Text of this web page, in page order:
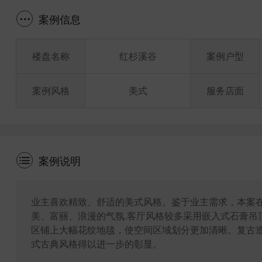
案例信息
楼盘名称
案例风格
红杉溪谷
美式
案例户型
服务店面
案例说明
业主喜欢精致、舒适的美式风格。鉴于业主需求，本
美、富丽、浪漫的气氛.客厅风格较多采用嵌入式石膏
区铺上大幅花纹地毯，使空间区域划分更加清晰。复
式古典风格得以进一步的彰显。